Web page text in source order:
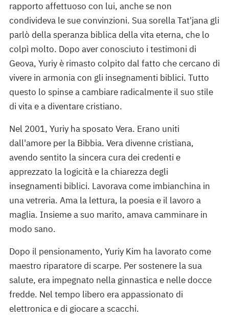
rapporto affettuoso con lui, anche se non
condivideva le sue convinzioni. Sua sorella Tat'jana gli
parlò della speranza biblica della vita eterna, che lo
colpì molto. Dopo aver conosciuto i testimoni di
Geova, Yuriy è rimasto colpito dal fatto che cercano di
vivere in armonia con gli insegnamenti biblici. Tutto
questo lo spinse a cambiare radicalmente il suo stile
di vita e a diventare cristiano.
Nel 2001, Yuriy ha sposato Vera. Erano uniti
dall'amore per la Bibbia. Vera divenne cristiana,
avendo sentito la sincera cura dei credenti e
apprezzato la logicità e la chiarezza degli
insegnamenti biblici. Lavorava come imbianchina in
una vetreria. Ama la lettura, la poesia e il lavoro a
maglia. Insieme a suo marito, amava camminare in
modo sano.
Dopo il pensionamento, Yuriy Kim ha lavorato come
maestro riparatore di scarpe. Per sostenere la sua
salute, era impegnato nella ginnastica e nelle docce
fredde. Nel tempo libero era appassionato di
elettronica e di giocare a scacchi.